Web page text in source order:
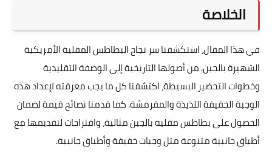
الخلاصة
في هذا المقال، استكشفنا سر نجاح البطاطس المقلية الأمريكية
الشهيرة بالجبن. من أصولها التاريخية إلى الوصفة التقليدية
وخطوات التحضير البسيطة، اكتشفنا كل ما يجب معرفته لإعداد هذه
الوجبة الخفيفة اللذيذة والمقرمشة. كما قدمنا نصائح قيمة لضمان
الحصول على بطاطس مقلية بالجبن مثالية، واقتراحات لتقديمها مع
أطباق جانبية متنوعة مثل وجبات خفيفة وأطباق جانبية.